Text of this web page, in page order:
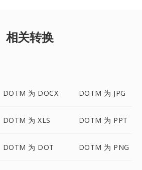
相关转换
DOTM 为 DOCX DOTM 为 JPG
DOTM 为 XLS DOTM 为 PPT
DOTM 为 DOT DOTM 为 PNG